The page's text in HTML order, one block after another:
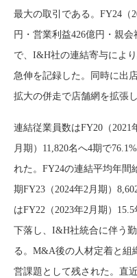
最大の取引である。FY24（
円・営業利益426億円・親
で、I&H社の連結寄与によ
急伸を記録した。同時に出
拡大の併走で店舗網を拡張
連結従業員数はFY20（2021
月期）11,820名へ4期で
れた。FY24の連結平均年間
期FY23（2024年2月期）
はFY22（2023年2月期）
下落し、I&H社統合に伴う
る。M&A後の人材定着と組
営課題として残された。直